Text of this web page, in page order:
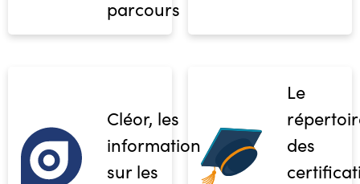
parcours
Cléor, les
informations
sur les
Le
des